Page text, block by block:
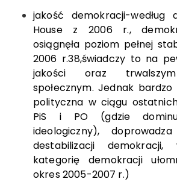
jakość demokracji-według
House z 2006 r.,
osiągnęła poziom pełnej
2006 r.38,świadczy to na
jakości oraz trwalszym
społecznym. Jednak
polityczna w ciągu
PiS i PO (gdzie
ideologiczny),
destabilizacji
kategorię demokracji
okres 2005-2007 r.)